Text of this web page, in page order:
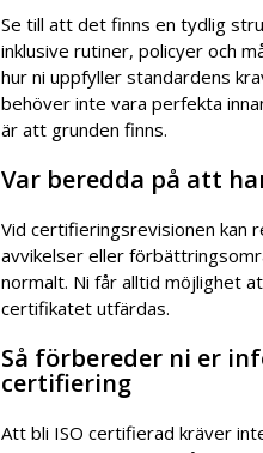
Se till att det finns en tydlig
inklusive rutiner, policyer och
hur ni uppfyller standardens
behöver inte vara perfekta
är att grunden finns.
Var beredda på att
Vid certifieringsrevisionen kan
avvikelser eller
normalt. Ni får alltid möjlighet
certifikatet utfärdas.
Så förbereder ni er
certifiering
Att bli ISO certifierad kräver